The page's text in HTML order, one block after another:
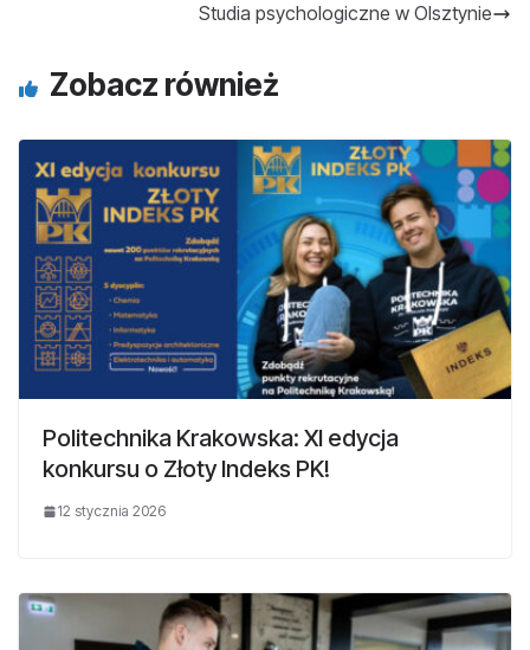
Studia psychologiczne w Olsztynie
Zobacz również
Politechnika Krakowska: XI edycja
konkursu o Złoty Indeks PK!
12 stycznia 2026